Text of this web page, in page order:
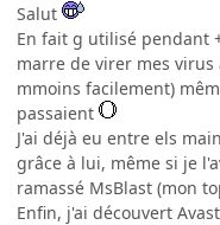
Salut
En fait g utilisé pendant
marre de virer mes
mmoins facilement)
passaient
J'ai déjà eu entre els
grâce à lui, même si je
ramassé MsBlast (mon
Enfin, j'ai découvert